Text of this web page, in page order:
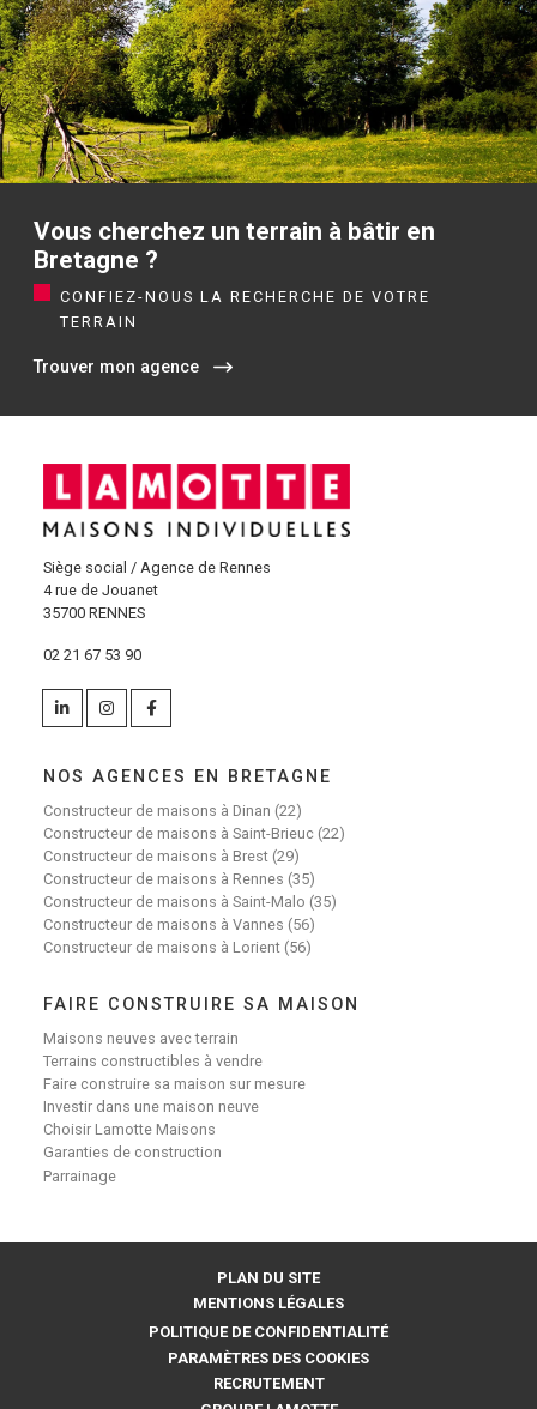
Vous cherchez un terrain à bâtir en
Bretagne ?
CONFIEZ-NOUS LA RECHERCHE DE VOTRE
TERRAIN
Trouver mon agence
Siège social / Agence de Rennes
4 rue de Jouanet
35700 RENNES
02 21 67 53 90
NOS AGENCES EN BRETAGNE
Constructeur de maisons à Dinan (22)
Constructeur de maisons à Saint-Brieuc (22)
Constructeur de maisons à Brest (29)
Constructeur de maisons à Rennes (35)
Constructeur de maisons à Saint-Malo (35)
Constructeur de maisons à Vannes (56)
Constructeur de maisons à Lorient (56)
FAIRE CONSTRUIRE SA MAISON
Maisons neuves avec terrain
Terrains constructibles à vendre
Faire construire sa maison sur mesure
Investir dans une maison neuve
Choisir Lamotte Maisons
Garanties de construction
Parrainage
PLAN DU SITE
MENTIONS LÉGALES
POLITIQUE DE CONFIDENTIALITÉ
PARAMÈTRES DES COOKIES
RECRUTEMENT